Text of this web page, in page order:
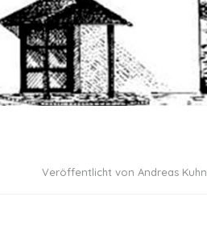
Veröffentlicht von Andreas Kuhn